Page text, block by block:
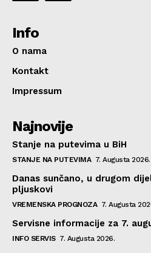
Info
O nama
Kontakt
Impressum
Najnovije
Stanje na putevima u BiH
STANJE NA PUTEVIMA 7. Augusta 2026.
Danas sunčano, u drugom
pljuskovi
VREMENSKA PROGNOZA 7. Augusta
Servisne informacije za 7.
INFO SERVIS 7. Augusta 2026.